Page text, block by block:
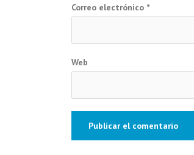
Correo electrónico *
Web